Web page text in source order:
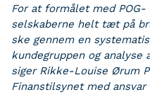
For at formålet med
selskaberne helt tæt på
ske gennem en
kundegruppen og analyse
siger Rikke-Louise Ørum
Finanstilsynet med